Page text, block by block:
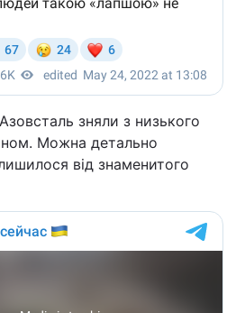
зняли з низького
Можна детально
від знаменитого